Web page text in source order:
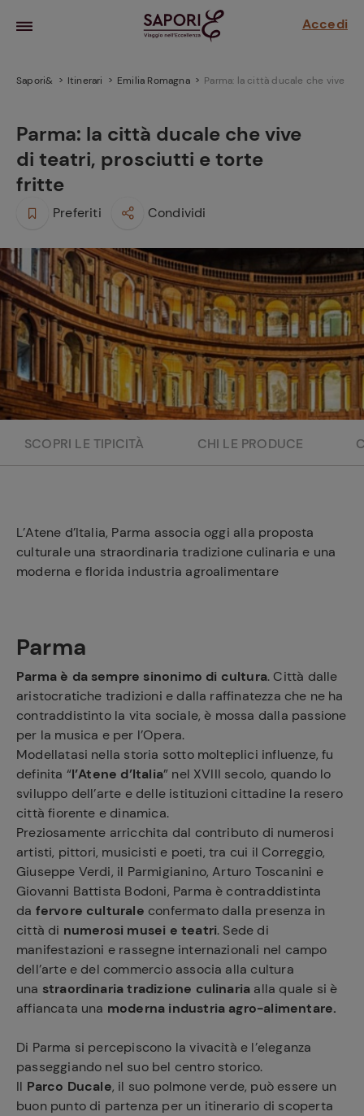
Accedi
ricetta
il
frutta
sensi di
Sapori& Itinerari Emilia Romagna Parma: la città ducale che vive
Parma: la città ducale che vive
di teatri, prosciutti e torte
fritte
Preferiti Condividi
SCOPRI LE TIPICITÀ CHI LE PRODUCE
L’Atene d’Italia, Parma associa oggi alla proposta
culturale una straordinaria tradizione culinaria e una
moderna e florida industria agroalimentare
Parma
Parma è da sempre sinonimo di cultura. Città dalle
aristocratiche tradizioni e dalla raffinatezza che ne ha
contraddistinto la vita sociale, è mossa dalla passione
per la musica e per l’Opera.
Modellatasi nella storia sotto molteplici influenze, fu
definita “l’Atene d’Italia” nel XVIII secolo, quando lo
sviluppo dell’arte e delle istituzioni cittadine la resero
città fiorente e dinamica.
Preziosamente arricchita dal contributo di numerosi
artisti, pittori, musicisti e poeti, tra cui il Correggio,
Giuseppe Verdi, il Parmigianino, Arturo Toscanini e
Giovanni Battista Bodoni, Parma è contraddistinta
da fervore culturale confermato dalla presenza in
città di numerosi musei e teatri. Sede di
manifestazioni e rassegne internazionali nel campo
dell’arte e del commercio associa alla cultura
una straordinaria tradizione culinaria alla quale si è
affiancata una moderna industria agro-alimentare.
Di Parma si percepiscono la vivacità e l’eleganza
passeggiando nel suo bel centro storico.
Il Parco Ducale, il suo polmone verde, può essere un
buon punto di partenza per un itinerario di scoperta